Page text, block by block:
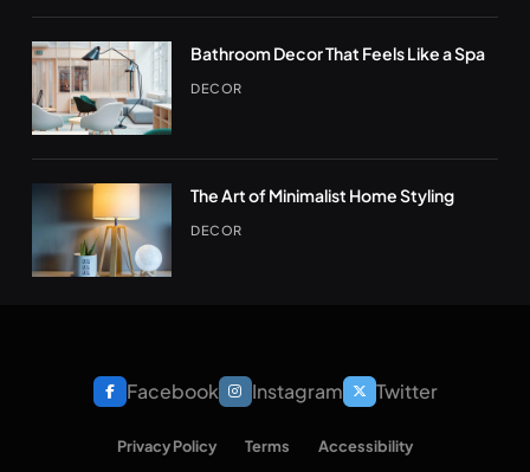
Bathroom Decor That Feels Like a Spa
DECOR
The Art of Minimalist Home Styling
DECOR
Facebook Instagram Twitter
Privacy Policy Terms Accessibility